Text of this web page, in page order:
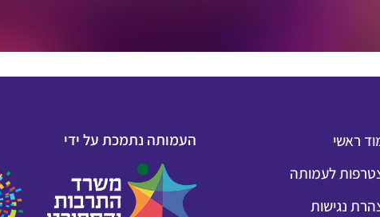
ראשי
לעמותה
נגישות
העמותה נתמכת על ידי